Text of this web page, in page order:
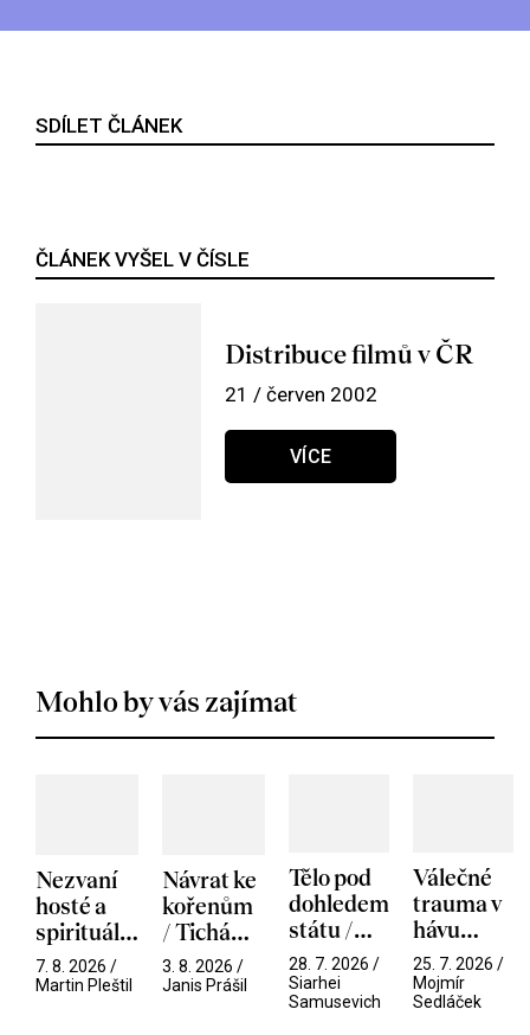
SDÍLET ČLÁNEK
ČLÁNEK VYŠEL V ČÍSLE
Distribuce filmů v ČR
21 / červen 2002
VÍCE
Mohlo by vás zajímat
Nezvaní
hosté a
spirituální
narušitelé
z vesmíru
7. 8. 2026 /
Martin Pleštil
Návrat ke
kořenům
/ Tichá
přítelkyně
3. 8. 2026 /
Janis Prášil
Tělo pod
dohledem
státu /
Pramen
28. 7. 2026 /
Siarhei
Samusevich
Válečné
trauma v
hávu
spektáklu
/ Odyssea
25. 7. 2026 /
Mojmír
Sedláček